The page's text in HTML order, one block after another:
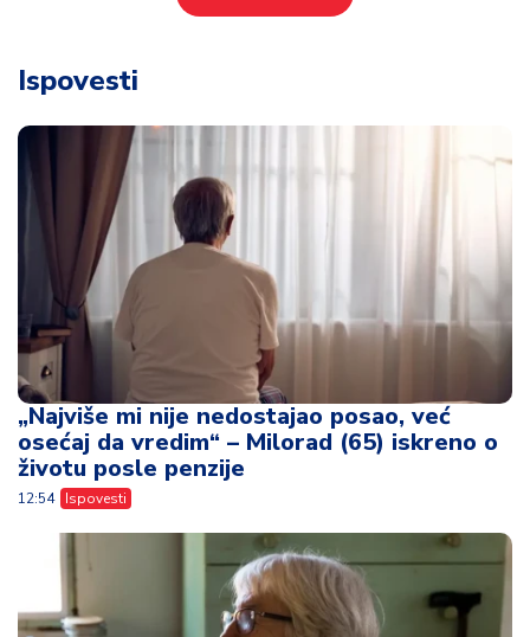
Ispovesti
„Najviše mi nije nedostajao posao, već
osećaj da vredim“ – Milorad (65) iskreno o
životu posle penzije
12:54 Ispovesti